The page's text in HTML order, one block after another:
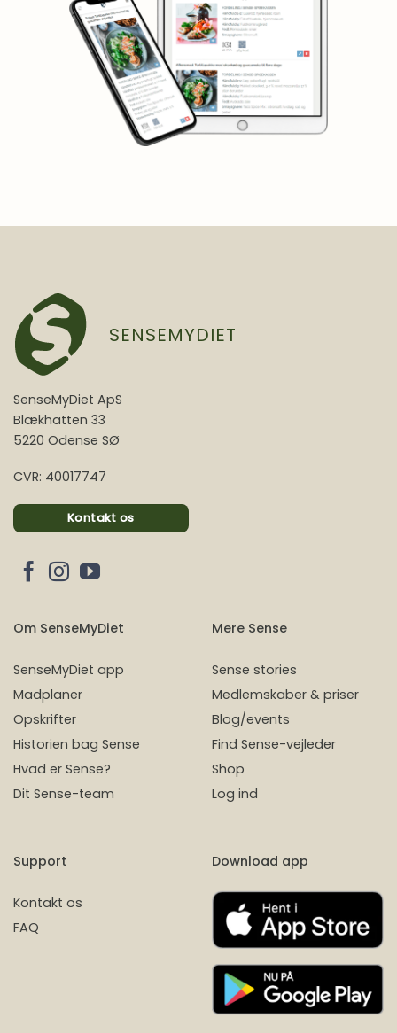
SENSEMYDIET
SenseMyDiet ApS
Blækhatten 33
5220 Odense SØ
CVR: 40017747
Kontakt os
Om SenseMyDiet
SenseMyDiet app
Madplaner
Opskrifter
Historien bag Sense
Hvad er Sense?
Dit Sense-team
Mere Sense
Sense stories
Medlemskaber & priser
Blog/events
Find Sense-vejleder
Shop
Log ind
Support
Kontakt os
FAQ
Download app